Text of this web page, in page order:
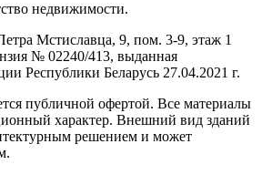
недвижимости.
Мстиславца, 9, пом. 3-9, этаж 1
№ 02240/413, выданная
Республики Беларусь 27.04.2021 г.
публичной офертой. Все материалы
характер. Внешний вид зданий
решением и может